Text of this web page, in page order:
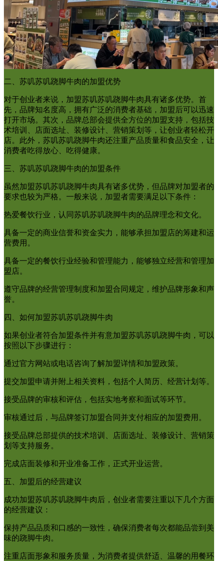
二、苏叽苏叽跷脚牛肉的加盟优势
对于创业者来说，加盟苏叽苏叽跷脚牛肉具有诸多优势。首
先，品牌知名度高，拥有广泛的消费者基础，加盟后可以迅速
打开市场。其次，品牌总部会提供全方位的加盟支持，包括技
术培训、店面选址、装修设计、营销策划等，让创业者轻松开
店。此外，苏叽苏叽跷脚牛肉还注重产品质量和食品安全，让
消费者吃得放心、吃得健康。
三、苏叽苏叽跷脚牛肉的加盟条件
虽然加盟苏叽苏叽跷脚牛肉具有诸多优势，但品牌对加盟者的
要求也较为严格。一般来说，加盟者需要满足以下条件：
热爱餐饮行业，认同苏叽苏叽跷脚牛肉的品牌理念和文化。
具备一定的商业信誉和资金实力，能够承担加盟店的筹建和运
营费用。
具备一定的餐饮行业经验和管理能力，能够独立经营和管理加
盟店。
遵守品牌的经营管理制度和加盟合同规定，维护品牌形象和声
誉。
四、如何加盟苏叽苏叽跷脚牛肉
如果创业者符合加盟条件并有意加盟苏叽苏叽跷脚牛肉，可以
按照以下步骤进行：
通过官方网站或电话咨询了解加盟详情和加盟政策。
提交加盟申请并附上相关资料，包括个人简历、经营计划等。
接受品牌的审核和评估，包括实地考察和面试等环节。
审核通过后，与品牌签订加盟合同并支付相应的加盟费用。
接受品牌总部提供的技术培训、店面选址、装修设计、营销策
划等支持服务。
完成店面装修和开业准备工作，正式开业运营。
五、加盟后的经营建议
成功加盟苏叽苏叽跷脚牛肉后，创业者需要注重以下几个方面
的经营建议：
保持产品品质和口感的一致性，确保消费者每次都能品尝到美
味的跷脚牛肉。
注重店面形象和服务质量，为消费者提供舒适、温馨的用餐环